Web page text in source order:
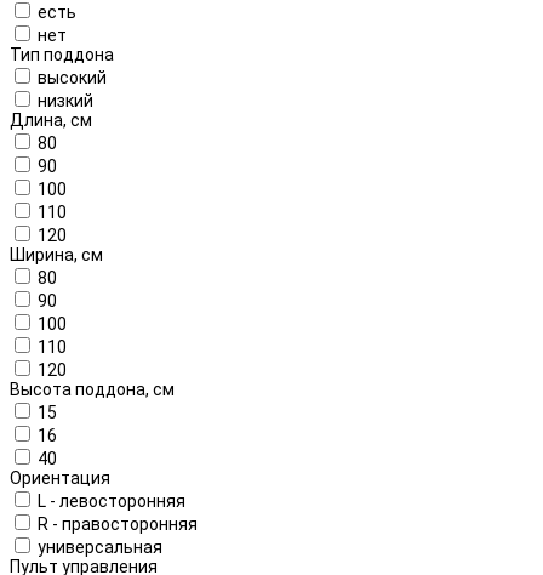
есть
нет
Тип поддона
высокий
низкий
Длина, см
80
90
100
110
120
Ширина, см
80
90
100
110
120
Высота поддона, см
15
16
40
Ориентация
L - левосторонняя
R - правосторонняя
универсальная
Пульт управления